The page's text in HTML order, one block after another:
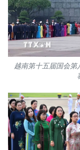
越南第十五届国会